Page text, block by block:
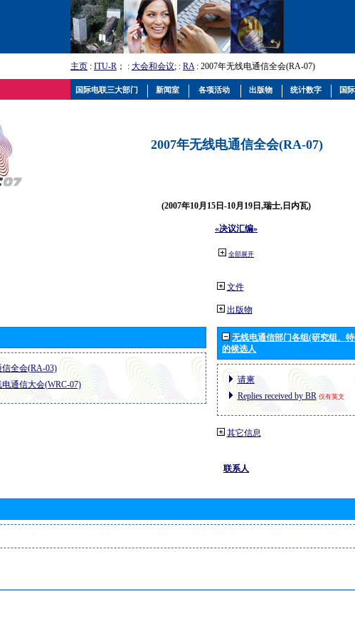
主页 : ITU-R ； : 大会和会议; : RA: 2007年无线电通信全会(RA-07)
2007年无线电通信全会(RA-07)
(2007年10月15日-10月19日,瑞士,日内瓦)
«决议汇编»
全部展开
全会(RA-03)
通信大会(WRC-07)
文件
出版物
无线电通信部门各组(研究组、
的候选人
请柬
Replies received by BR 仅有英文
其它信息
联系人
国际电联三大部门 新闻室 各项活动 出版物 统计数字 国